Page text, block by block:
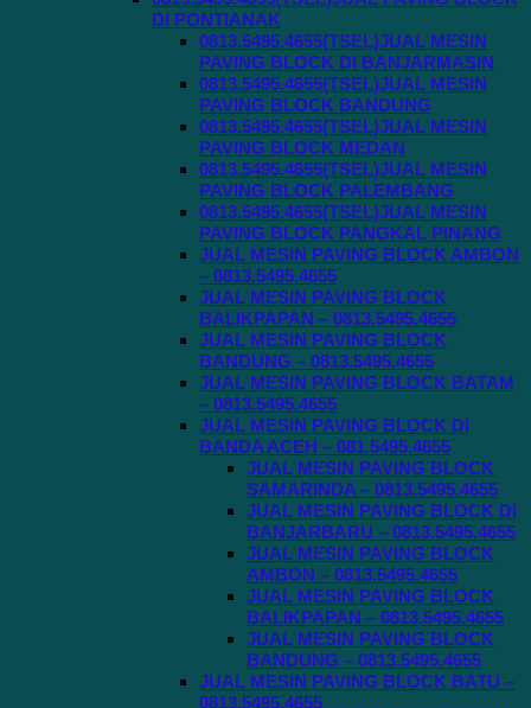
DI PONTIANAK
0813.5495.4655(TSEL)JUAL MESIN
PAVING BLOCK DI BANJARMASIN
0813.5495.4655(TSEL)JUAL MESIN
PAVING BLOCK BANDUNG
0813.5495.4655(TSEL)JUAL MESIN
PAVING BLOCK MEDAN
0813.5495.4655(TSEL)JUAL MESIN
PAVING BLOCK PALEMBANG
0813.5495.4655(TSEL)JUAL MESIN
PAVING BLOCK PANGKAL PINANG
JUAL MESIN PAVING BLOCK AMBON
– 0813.5495.4655
JUAL MESIN PAVING BLOCK
BALIKPAPAN – 0813.5495.4655
JUAL MESIN PAVING BLOCK
BANDUNG – 0813.5495.4655
JUAL MESIN PAVING BLOCK BATAM
– 0813.5495.4655
JUAL MESIN PAVING BLOCK DI
BANDA ACEH – 081.5495.4655
JUAL MESIN PAVING BLOCK
SAMARINDA – 0813.5495.4655
JUAL MESIN PAVING BLOCK DI
BANJARBARU – 0813.5495.4655
JUAL MESIN PAVING BLOCK
AMBON – 0813.5495.4655
JUAL MESIN PAVING BLOCK
BALIKPAPAN – 0813.5495.4655
JUAL MESIN PAVING BLOCK
BANDUNG – 0813.5495.4655
JUAL MESIN PAVING BLOCK BATU –
0813.5495.4655